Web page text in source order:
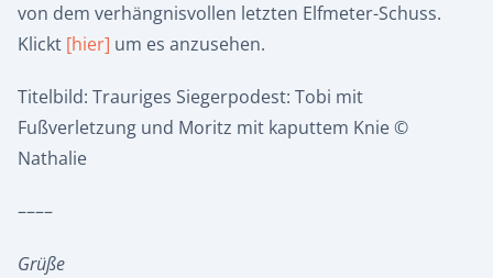
von dem verhängnisvollen letzten Elfmeter-Schuss.
Klickt [hier] um es anzusehen.
Titelbild: Trauriges Siegerpodest: Tobi mit
Fußverletzung und Moritz mit kaputtem Knie ©
Nathalie
––––
Grüße